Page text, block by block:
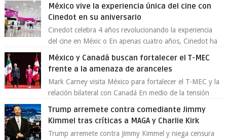
México vive la experiencia única del cine con
Cinedot en su aniversario
Cinedot celebra 4 años revolucionando la experiencia
del cine en Méxic o En apenas cuatro años, Cinedot ha
México y Canadá buscan fortalecer el T-MEC
frente a la amenaza de aranceles
Mark Carney visita México para fortalecer el T-MEC y la
relación bilateral con Canadá En medio de la tensión
Trump arremete contra comediante Jimmy
Kimmel tras críticas a MAGA y Charlie Kirk
Trump arremete contra Jimmy Kimmel y niega censura